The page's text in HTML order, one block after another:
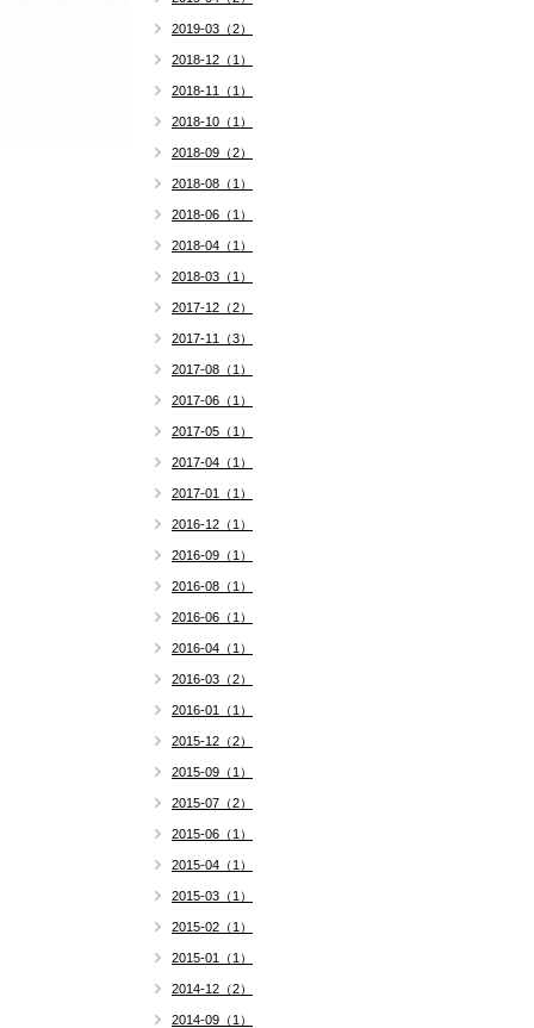
2019-03（2）
2018-12（1）
2018-11（1）
2018-10（1）
2018-09（2）
2018-08（1）
2018-06（1）
2018-04（1）
2018-03（1）
2017-12（2）
2017-11（3）
2017-08（1）
2017-06（1）
2017-05（1）
2017-04（1）
2017-01（1）
2016-12（1）
2016-09（1）
2016-08（1）
2016-06（1）
2016-04（1）
2016-03（2）
2016-01（1）
2015-12（2）
2015-09（1）
2015-07（2）
2015-06（1）
2015-04（1）
2015-03（1）
2015-02（1）
2015-01（1）
2014-12（2）
2014-09（1）